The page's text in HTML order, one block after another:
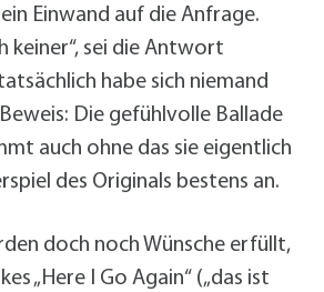
Einwand auf die Anfrage.
keiner“, sei die Antwort
habe sich niemand
Die gefühlvolle Ballade
auch ohne das sie eigentlich
des Originals bestens an.
doch noch Wünsche erfüllt,
„Here I Go Again“ („das ist